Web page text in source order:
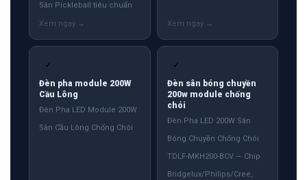
Sân Pickleball tiêu chuẩn
✓
Đèn pha module 200W
Cầu Lông
Đèn Pha LED Module 200W
Sân Cầu Lông Chống Chói
✓
Đèn sân bóng chuyền
200w module chống
chói
Đèn Pha LED 200W Sân
Bóng Chuyền Chống Chói
TDLF-MKH200-BCV — Chip
Bridgelux/Philips/Cree,